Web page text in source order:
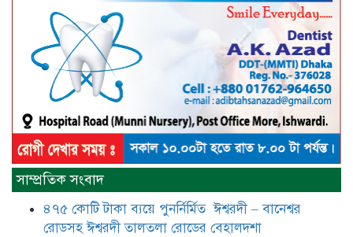
কেন্দ্রিয় নেতা সাবেক এমপি বীর
মুক্তিযোদ্ধা সিরাজুল ইসলাম সরদার
আটঘরিয়ায় বিএনপি নেতার ভাতিজাকে ছাত্রলীগের সাধারণ
​​অবৈধ অর্থ বা পেশীশক্তি না থাকলে
রাজনীতিতে টিকে থাকার একমাত্র উপায়
বিএনপির কেন্দ্রিয় নেতা সিরাজুল ইসলাম
সরদার
সাম্প্রতিক সংবাদ
৪৭৫ কোটি টাকা ব্যয়ে পুনর্নির্মিত ঈশ্বরদী – বানেশ্বর
রোডসহ ঈশ্বরদী তালতলা রোডের বেহালদশা